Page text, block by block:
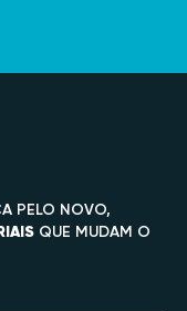
PELO NOVO,
QUE MUDAM O